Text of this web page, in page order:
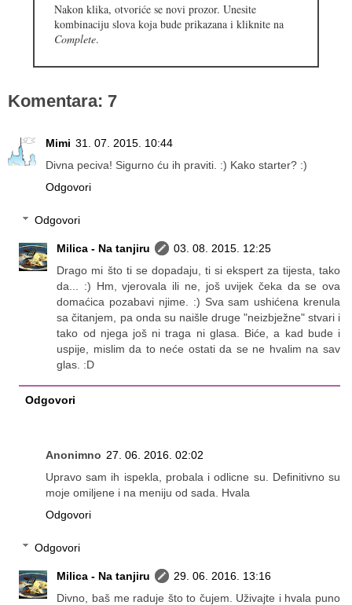
Nakon klika, otvoriće se novi prozor. Unesite
kombinaciju slova koja bude prikazana i kliknite na
Complete.
Komentara: 7
Mimi 31. 07. 2015. 10:44
Divna peciva! Sigurno ću ih praviti. :) Kako starter? :)
Odgovori
Odgovori
Milica - Na tanjiru
03. 08. 2015. 12:25
Drago mi što ti se dopadaju, ti si ekspert za tijesta, tako
da... :) Hm, vjerovala ili ne, još uvijek čeka da se ova
domaćica pozabavi njime. :) Sva sam ushićena krenula
sa čitanjem, pa onda su naišle druge "neizbježne" stvari i
tako od njega još ni traga ni glasa. Biće, a kad bude i
uspije, mislim da to neće ostati da se ne hvalim na sav
glas. :D
Odgovori
Anonimno 27. 06. 2016. 02:02
Upravo sam ih ispekla, probala i odlicne su. Definitivno su
moje omiljene i na meniju od sada. Hvala
Odgovori
Odgovori
Milica - Na tanjiru
29. 06. 2016. 13:16
Divno, baš me raduje što to čujem. Uživajte i hvala puno